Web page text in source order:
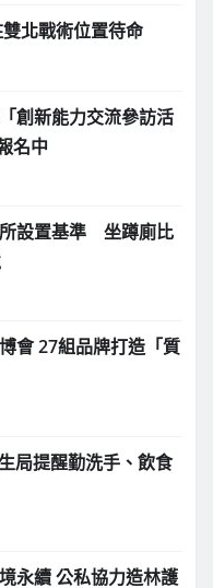
北戰術位置待命
創新能力交流參訪活
名中
設置基準 坐蹲廁比
會 27組品牌打造「質
局提醒勤洗手、飲食
永續 公私協力造林護